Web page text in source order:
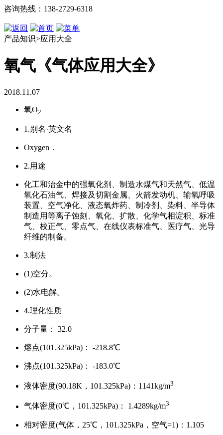
咨询热线：138-2729-6318
产品知识>应用大全
氧气《气体应用大全》
2018.11.07
氧O2
1.别名·英文名
Oxygen．
2.用途
化工和治金中的强氧化剂、制造水煤气和天然气、低温
氧化石油气、焊接及切割金属、火箭发动机、输氧呼吸
装置、空气净化、液态氧炸药、制冷剂、染料、半导体
制造用等离子蚀刻、氧化、扩散、化学气相淀积、标准
气、校正气、零点气、在线仪表标准气、医疗气、光导
纤维的制备。
3.制法
(1)空分。
(2)水电解。
4.理化性质
分子量： 32.0
熔点(101.325kPa)： -218.8℃
沸点(101.325kPa)： -183.0℃
液体密度(90.18K，101.325kPa)：1141kg/m3
气体密度(0℃ ，101.325kPa)： 1.4289kg/m3
相对密度(气体，25℃ ，101.325kPa，空气=1)：1.105